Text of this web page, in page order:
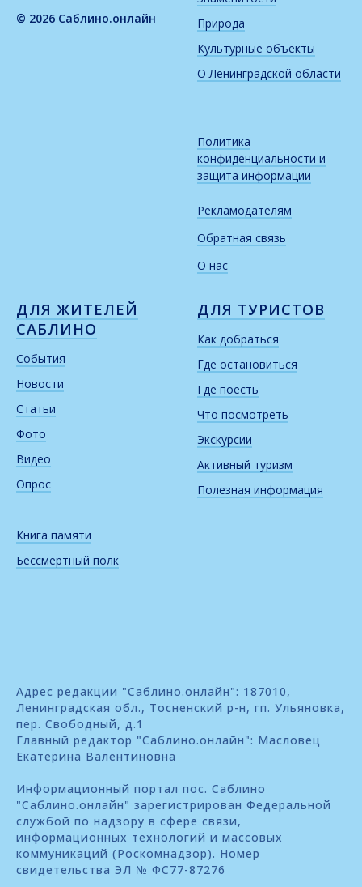
© 2026 Саблино.онлайн
Природа
Культурные объекты
О Ленинградской области
Политика
конфиденциальности и
защита информации
Рекламодателям
Обратная связь
О нас
ДЛЯ ЖИТЕЛЕЙ
САБЛИНО
События
Новости
Статьи
Фото
Видео
Опрос
Книга памяти
Бессмертный полк
ДЛЯ ТУРИСТОВ
Как добраться
Где остановиться
Где поесть
Что посмотреть
Экскурсии
Активный туризм
Полезная информация
Адрес редакции "Саблино.онлайн": 187010,
Ленинградская обл., Тосненский р-н, гп. Ульяновка,
пер. Свободный, д.1
Главный редактор "Саблино.онлайн": Масловец
Екатерина Валентиновна
Информационный портал пос. Саблино
"Саблино.онлайн" зарегистрирован Федеральной
службой по надзору в сфере связи,
информационных технологий и массовых
коммуникаций (Роскомнадзор). Номер
свидетельства ЭЛ № ФС77-87276